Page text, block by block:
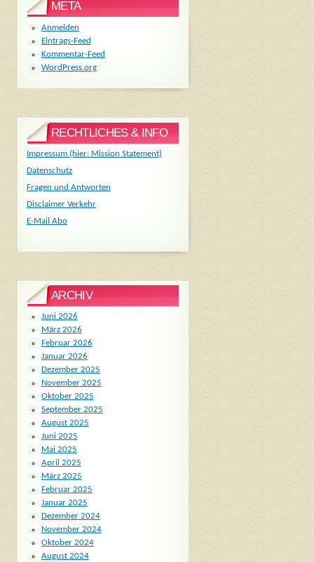
META
Anmelden
Eintrags-Feed
Kommentar-Feed
WordPress.org
RECHTLICHES & INFO
Impressum (hier: Mission Statement)
Datenschutz
Fragen und Antworten
Disclaimer Verkehr
E-Mail Abo
ARCHIV
Juni 2026
März 2026
Februar 2026
Januar 2026
Dezember 2025
November 2025
Oktober 2025
September 2025
August 2025
Juni 2025
Mai 2025
April 2025
März 2025
Februar 2025
Januar 2025
Dezember 2024
November 2024
Oktober 2024
August 2024